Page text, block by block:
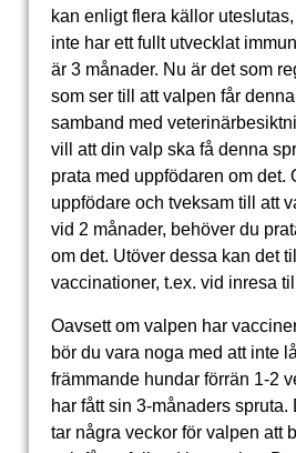
kan enligt flera källor
inte har ett fullt utvecklat
är 3 månader. Nu är det som
som ser till att valpen får
samband med
vill att din valp ska få denna
prata med uppfödaren om det.
uppfödare och tveksam till att
vid 2 månader, behöver du
om det. Utöver dessa kan det
vaccinationer, t.ex. vid inresa
Oavsett om valpen har
bör du vara noga med att inte
främmande hundar förrän 1-2
har fått sin 3-månaders spruta.
tar några veckor för valpen att